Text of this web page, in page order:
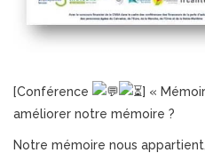
[Conférence
] «
améliorer notre mémoire ?
Notre mémoire nous